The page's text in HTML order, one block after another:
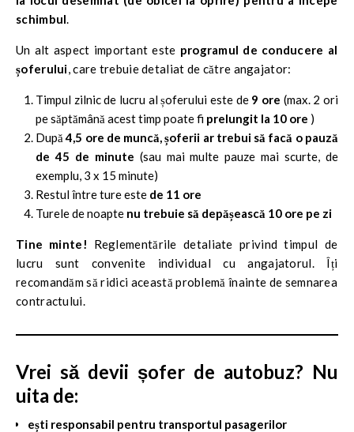
schimbul.
Un alt aspect important este programul de conducere al
șoferului, care trebuie detaliat de către angajator:
Timpul zilnic de lucru al șoferului este de 9 ore (max. 2 ori
pe săptămână acest timp poate fi prelungit la 10 ore )
După4,5 ore de muncă, șoferii ar trebui să facă o pauză
de 45 de minute (sau mai multe pauze mai scurte, de
exemplu, 3 x 15 minute)
Restul între ture este de 11 ore
Turele de noapte nu trebuie să depășească 10 ore pe zi
Tine minte! Reglementările detaliate privind timpul de
lucru sunt convenite individual cu angajatorul. Îți
recomandăm să ridici această problemă înainte de semnarea
contractului.
Vrei să devii șofer de autobuz? Nu
uita de:
ești responsabil pentru transportul pasagerilor